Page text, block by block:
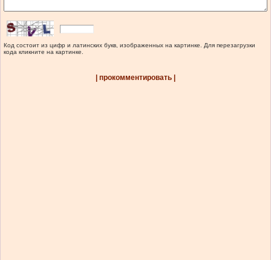
Код состоит из цифр и латинских букв, изображенных на картинке. Для перезагрузки
кода кликните на картинке.
| прокомментировать |